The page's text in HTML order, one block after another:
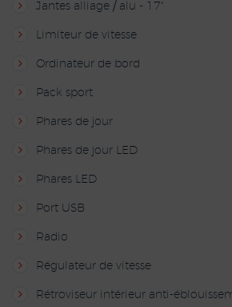
Jantes alliage / alu - 17"
Limiteur de vitesse
Ordinateur de bord
Pack sport
Phares de jour
Phares de jour LED
Phares LED
Port USB
Radio
Régulateur de vitesse
Rétroviseur intérieur anti-